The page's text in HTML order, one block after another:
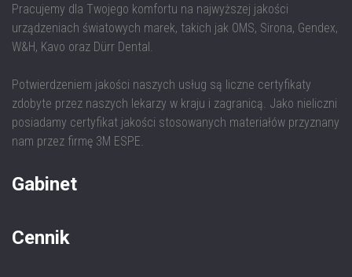
Pracujemy dla Twojego komfortu na najwyższej jakości
urządzeniach światowych marek, takich jak OMS, Sirona, Gendex,
W&H, Kavo oraz Dürr Dental.
Potwierdzeniem jakości naszych usług są liczne certyfikaty
zdobyte przez naszych lekarzy w kraju i zagranicą. Jako nieliczni
posiadamy certyfikat jakości stosowanych materiałów przyznany
nam przez firmę 3M ESPE.
Gabinet
Cennik